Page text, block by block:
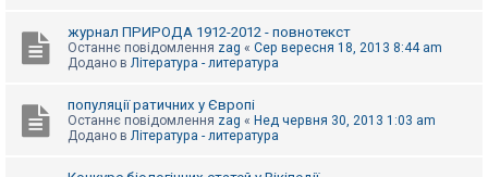
е
журнал ПРИРОДА 1912-2012 - повнотекст
Останнє повідомлення zag « Сер вересня 18, 2013 8:44 am
Додано в Література - литература
популяції ратичних у Європі
Останнє повідомлення zag « Нед червня 30, 2013 1:03 am
Додано в Література - литература